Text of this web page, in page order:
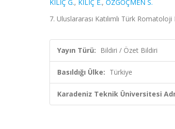
KILIÇ G., KILIÇ E., ÖZGÖÇMEN S.
7. Uluslararası Katılımlı Türk
Yayın Türü: Bildiri / Özet Bildiri
Basıldığı Ülke: Türkiye
Karadeniz Teknik Üniversitesi